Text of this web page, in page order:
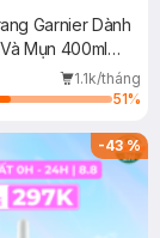
Garnier Dành
Mụn 400ml
1.1k/tháng
51%
-43%